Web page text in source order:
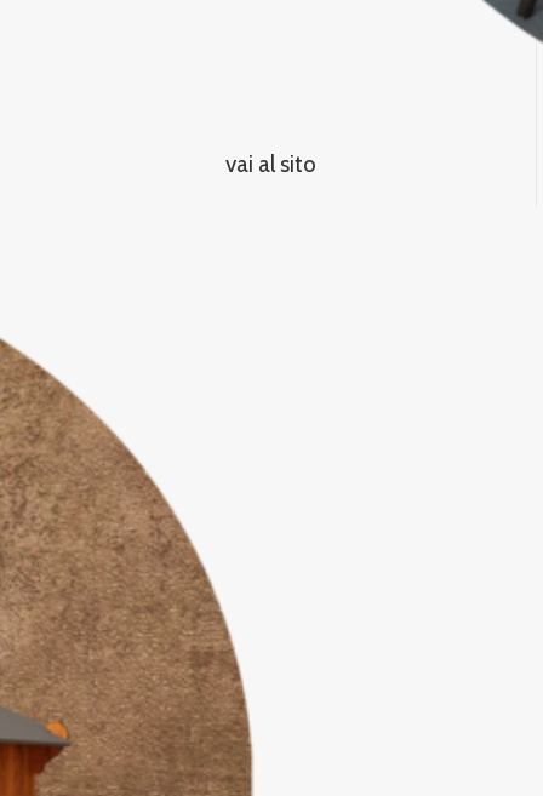
vai al sito